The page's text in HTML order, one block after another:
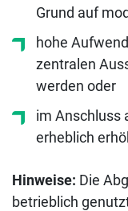
Grund auf
hohe
zentralen
werden oder
im Anschluss
erheblich
Hinweise: Die
betrieblich